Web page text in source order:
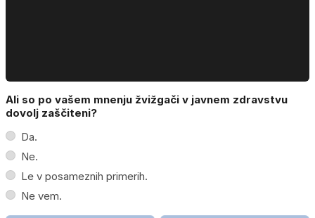
Ali so po vašem mnenju žvižgači v javnem zdravstvu
dovolj zaščiteni?
Da.
Ne.
Le v posameznih primerih.
Ne vem.